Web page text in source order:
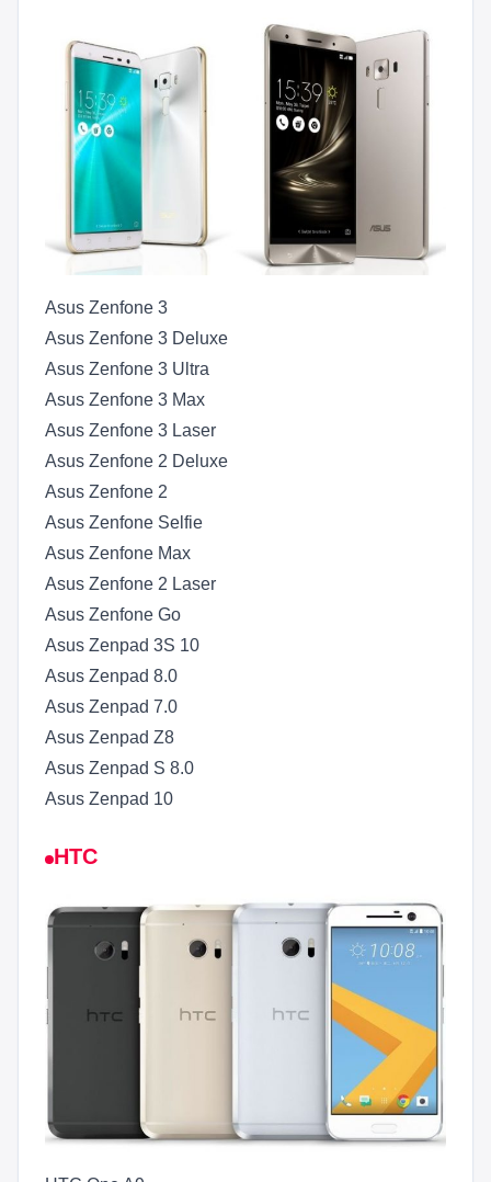
Asus Zenfone 3
Asus Zenfone 3 Deluxe
Asus Zenfone 3 Ultra
Asus Zenfone 3 Max
Asus Zenfone 3 Laser
Asus Zenfone 2 Deluxe
Asus Zenfone 2
Asus Zenfone Selfie
Asus Zenfone Max
Asus Zenfone 2 Laser
Asus Zenfone Go
Asus Zenpad 3S 10
Asus Zenpad 8.0
Asus Zenpad 7.0
Asus Zenpad Z8
Asus Zenpad S 8.0
Asus Zenpad 10
HTC